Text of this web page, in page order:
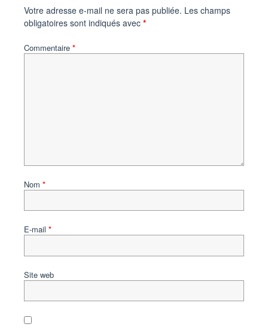
Votre adresse e-mail ne sera pas publiée. Les champs
obligatoires sont indiqués avec *
Commentaire *
Nom *
E-mail *
Site web